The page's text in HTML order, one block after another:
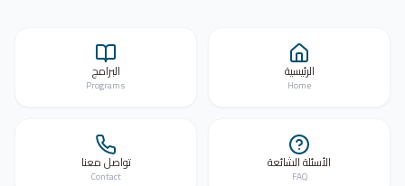
الرئيسية
Home
البرامج
Programs
الأسئلة الشائعة
FAQ
تواصل معنا
Contact